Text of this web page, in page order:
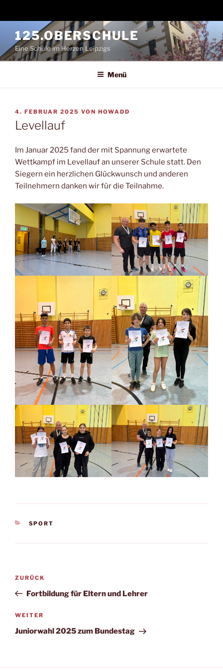
Inhalt
springen
125.OBERSCHULE
Eine Schule im Herzen Leipzigs
Menü
VERÖFFENTLICHT
AM
4. FEBRUAR 2025 VON HOWADD
Levellauf
Im Januar 2025 fand der mit Spannung erwartete
Wettkampf im Levellauf an unserer Schule statt. Den
Siegern ein herzlichen Glückwunsch und anderen
Teilnehmern danken wir für die Teilnahme.
KATEGORIEN
SPORT
Beitragsnavigation
Vorheriger
Beitrag
ZURÜCK
Fortbildung für Eltern und Lehrer
Nächster
Beitrag
WEITER
Juniorwahl 2025 zum Bundestag